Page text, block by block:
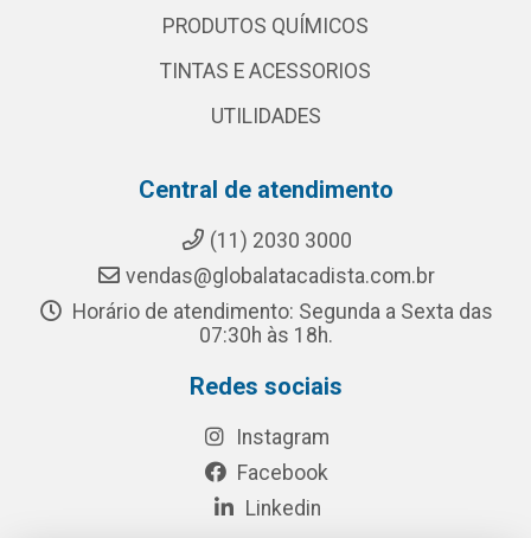
PRODUTOS QUÍMICOS
TINTAS E ACESSORIOS
UTILIDADES
Central de atendimento
(11) 2030 3000
vendas@globalatacadista.com.br
Horário de atendimento: Segunda a Sexta das
07:30h às 18h.
Redes sociais
Instagram
Facebook
Linkedin